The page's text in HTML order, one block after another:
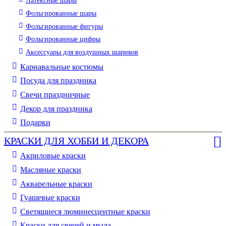
Фольгированные шары
Фольгированные фигуры
Фольгированные цифры
Аксессуары для воздушных шариков
Карнавальные костюмы
Посуда для праздника
Свечи праздничные
Декор для праздника
Подарки
КРАСКИ ДЛЯ ХОББИ И ДЕКОРА
Акриловые краски
Масляные краски
Акварельные краски
Гуашевые краски
Светящиеся люминесцентные краски